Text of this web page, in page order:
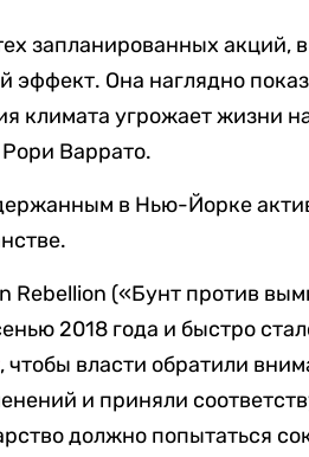
запланированных акций,
Она наглядно
климата угрожает жизни
Варрато.
в Нью-Йорке
(«Бунт против
2018 года и быстро
, чтобы власти обратили
и приняли
должно попытаться